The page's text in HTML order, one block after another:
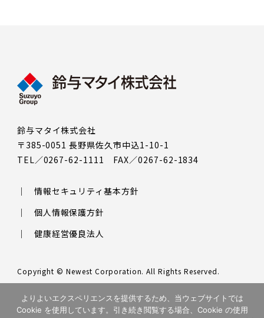
鈴与マタイ株式会社
〒385-0051 長野県佐久市中込1-10-1
TEL／0267-62-1111 FAX／0267-62-1834
情報セキュリティ基本方針
個人情報保護方針
健康経営優良法人
Copyright © Newest Corporation. All Rights Reserved.
イバシーポリシー
と利用規約が適用されます。
よりよいエクスペリエンスを提供するため、当ウェブサイトでは
Cookie を使用しています。引き続き閲覧する場合、Cookie の使用